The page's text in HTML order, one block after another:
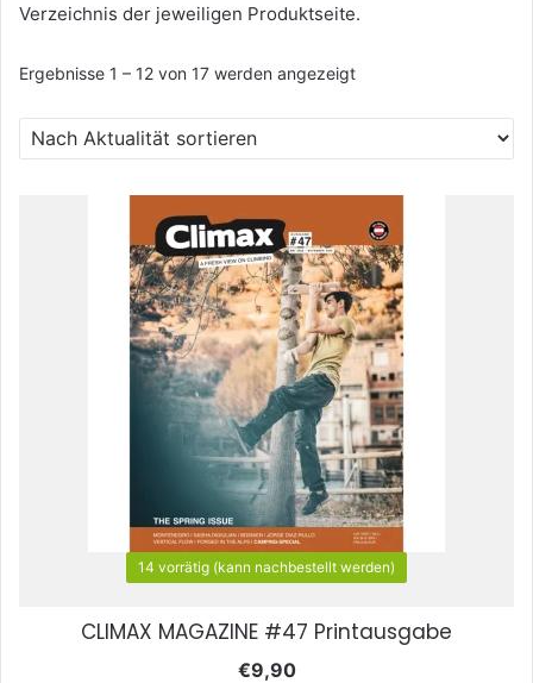
Verzeichnis der jeweiligen Produktseite.
Ergebnisse 1 – 12 von 17 werden angezeigtNach
Aktualität
sortiert
14 vorrätig (kann nachbestellt werden)
CLIMAX MAGAZINE #47 Printausgabe
€9,90